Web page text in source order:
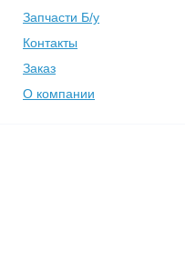
Запчасти Б/у
Контакты
Заказ
О компании